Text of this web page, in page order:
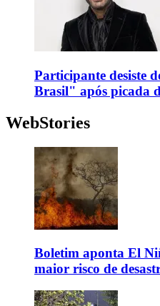
Participante desiste
Brasil" após picada
WebStories
Boletim aponta El
maior risco de